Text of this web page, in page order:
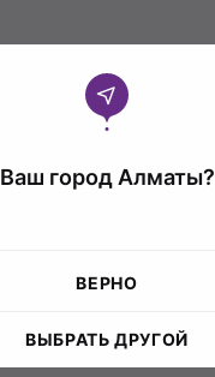
Ваш город Алматы?
ВЕРНО
ВЫБРАТЬ ДРУГОЙ